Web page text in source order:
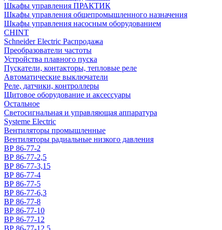
Шкафы управления ПРАКТИК
Шкафы управления общепромышленного назначения
Шкафы управления насосным оборудованием
CHINT
Schneider Electric Распродажа
Преобразователи частоты
Устройства плавного пуска
Пускатели, контакторы, тепловые реле
Автоматические выключатели
Реле, датчики, контроллеры
Щитовое оборудование и аксессуары
Остальное
Светосигнальная и управляющая аппаратура
Systeme Electric
Вентиляторы промышленные
Вентиляторы радиальные низкого давления
ВР 86-77-2
ВР 86-77-2,5
ВР 86-77-3,15
ВР 86-77-4
ВР 86-77-5
ВР 86-77-6,3
ВР 86-77-8
ВР 86-77-10
ВР 86-77-12
ВР 86-77-12,5